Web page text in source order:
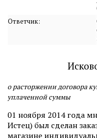
Ответчик:
о расторжении договора
уплаченной суммы
01 ноября 2014 года
Истец) был сделан
магазине